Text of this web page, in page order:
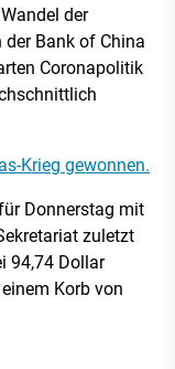
der
Bank of China
Coronapolitik
Krieg gewonnen.
Donnerstag mit
zuletzt
94,74 Dollar
Korb von